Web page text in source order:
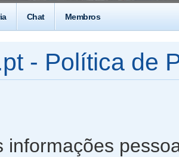
Chat Membros
- Política de
informações